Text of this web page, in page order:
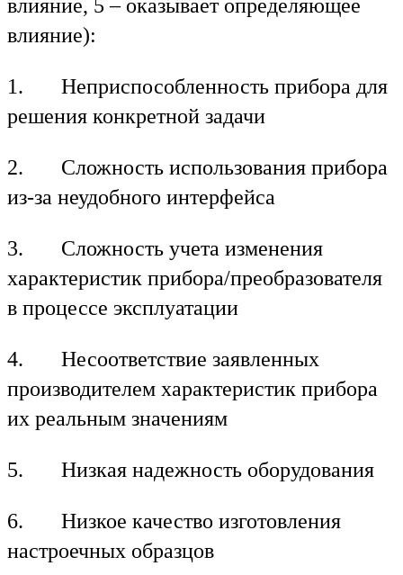
влияние, 5 – оказывает определяющее
влияние):
1. Неприспособленность прибора для
решения конкретной задачи
2. Сложность использования прибора
из-за неудобного интерфейса
3. Сложность учета изменения
характеристик прибора/преобразователя
в процессе эксплуатации
4. Несоответствие заявленных
производителем характеристик прибора
их реальным значениям
5. Низкая надежность оборудования
6. Низкое качество изготовления
настроечных образцов